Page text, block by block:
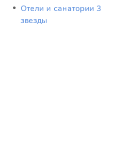
Отели и санатории 3
звезды